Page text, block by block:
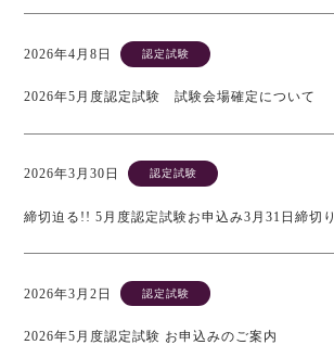
2026年4月8日 認定試験
2026年5月度認定試験 試験会場確定について
2026年3月30日 認定試験
締切迫る!! 5月度認定試験お申込み3月31日締切り
2026年3月2日 認定試験
2026年5月度認定試験 お申込みのご案内